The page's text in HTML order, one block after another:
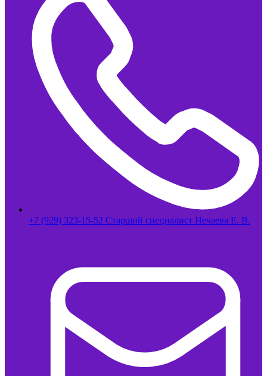
+7 (929) 323-15-52 Старший специалист Нечаева Е. В.